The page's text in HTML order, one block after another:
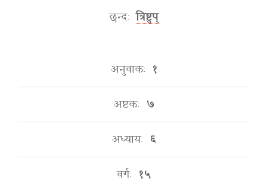
छन्दः त्रिष्टुप्
अनुवाकः १
अष्टकः ७
अध्यायः ६
वर्गः १५